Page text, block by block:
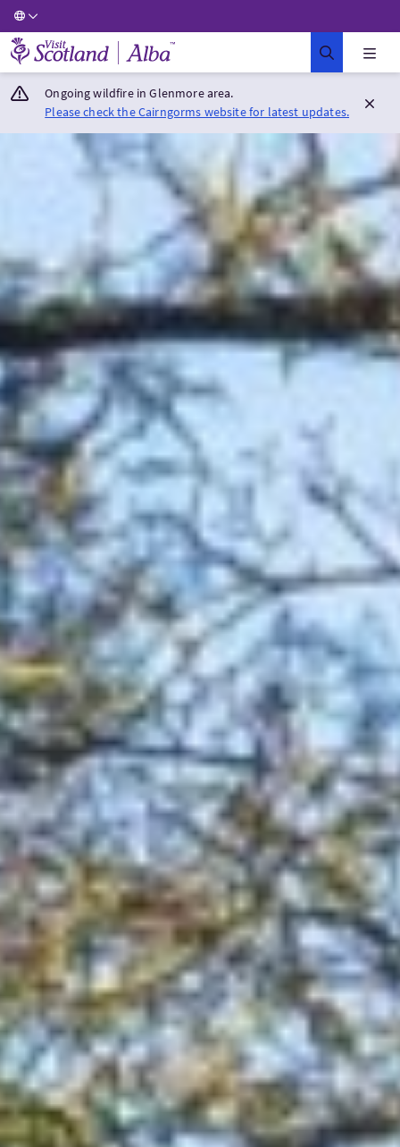
Visit Scotland Home
Ongoing wildfire in Glenmore area.
Please check the Cairngorms website for latest updates.